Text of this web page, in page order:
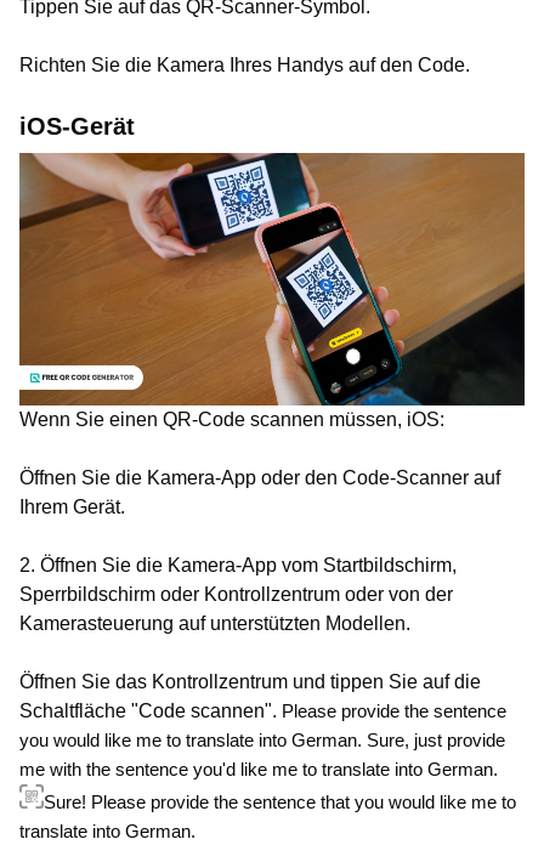
Tippen Sie auf das QR-Scanner-Symbol.
Richten Sie die Kamera Ihres Handys auf den Code.
iOS-Gerät
Wenn Sie einen QR-Code scannen müssen, iOS:
Öffnen Sie die Kamera-App oder den Code-Scanner auf
Ihrem Gerät.
2. Öffnen Sie die Kamera-App vom Startbildschirm,
Sperrbildschirm oder Kontrollzentrum oder von der
Kamerasteuerung auf unterstützten Modellen.
Öffnen Sie das Kontrollzentrum und tippen Sie auf die
Schaltfläche "Code scannen". Please provide the sentence
you would like me to translate into German. Sure, just provide
me with the sentence you'd like me to translate into German.
Sure! Please provide the sentence that you would like me to
translate into German.